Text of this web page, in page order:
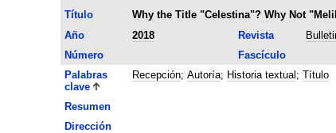
Título
Why the Title "Celestina"? Why Not
Año
2018 Revista
Número
Fascículo
Palabras
clave
Recepción; Autoría; Historia textual ; Título
Resumen
Dirección